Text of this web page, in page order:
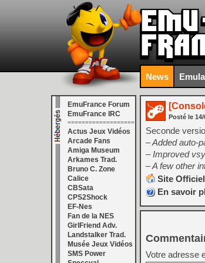
News
EmuFrance Forum
EmuFrance IRC
===================
Actus Jeux Vidéos
Arcade Fans
Amiga Museum
Arkames Trad.
Bruno C. Zone
Calice
CBSata
CPS2Shock
EF-Nes
Fan de la NES
GirlFriend Adv.
Landstalker Trad.
Musée Jeux Vidéos
SMS Power
Posté le 14/
Seconde
– Added auto-
– Improved
– A few other
Site Officiel
En savoir
Votre adresse